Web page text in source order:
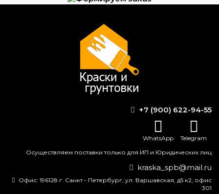
компанией
ВОПРОС-ОТВЕТ
руководство
Как работает противопожарная
+7 (900) 622-94-55
WhatsApp
Telegram
Осуществляем поставки только для ИП и Юридических лиц
kraska_spb@mail.ru
Офис: 196128 г. Санкт - Петербург, ул. Варшавская, д5 к2, офис
301